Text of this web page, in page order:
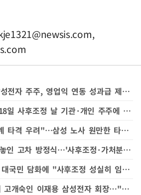
,
소액주주 플랫폼 "삼성전자 주주, 영업익 연동 성과급 제도화 95% 반대"
삼성전자 주주단체, 18일 사후조정 날 기관·개인 주주에 '이익배분' 제언 나선다
반도체공학회 "생태계 타격 우려"…삼성 노사 원만한 타결 호소
삼성전자 노사 앞에 놓인 고차 방정식…'사후조정·가처분·긴급조정' 어떻게 풀까
삼성전자 노조, 총리 대국민 담화에 "사후조정 성실히 임할 것"
'전세계' 향해 세차례 고개숙인 이재용 삼성전자 회장…"글로벌 후폭풍 우려 속 직접 전면에"